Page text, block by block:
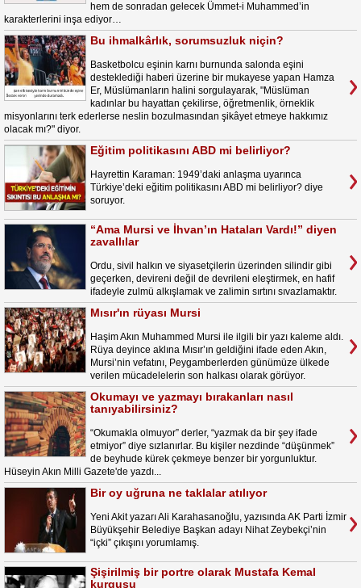
hem de sonradan gelecek Ümmet-i Muhammed’in
karakterlerini inşa ediyor…
Bu ihmalkârlık, sorumsuzluk niçin?
Basketbolcu eşinin karnı burnunda salonda eşini
desteklediği haberi üzerine bir mukayese yapan Hamza
Er, Müslümanların halini sorgulayarak, "Müslüman
kadınlar bu hayattan çekilirse, öğretmenlik, örneklik
misyonlarını terk ederlerse neslin bozulmasından şikâyet etmeye hakkımız
olacak mı?" diyor.
Eğitim politikasını ABD mi belirliyor?
Hayrettin Karaman: 1949’daki anlaşma uyarınca
Türkiye’deki eğitim politikasını ABD mi belirliyor? diye
soruyor.
“Ama Mursi ve İhvan’ın Hataları Vardı!” diyen
zavallılar
Ordu, sivil halkın ve siyasetçilerin üzerinden silindir gibi
geçerken, devireni değil de devrileni eleştirmek, en hafif
ifadeyle zulmü alkışlamak ve zalimin sırtını sıvazlamaktır.
Mısır'ın rüyası Mursi
Haşim Akın Muhammed Mursi ile ilgili bir yazı kaleme aldı.
Rüya deyince aklına Mısır’ın geldiğini ifade eden Akın,
Mursi’nin vefatını, Peygamberlerden günümüze ülkede
verilen mücadelelerin son halkası olarak görüyor.
Okumayı ve yazmayı bırakanları nasıl
tanıyabilirsiniz?
“Okumakla olmuyor” derler, “yazmak da bir şey ifade
etmiyor” diye sızlanırlar. Bu kişiler nezdinde “düşünmek”
de beyhude kürek çekmeye benzer bir yorgunluktur.
Hüseyin Akın Milli Gazete'de yazdı...
Bir oy uğruna ne taklalar atılıyor
Yeni Akit yazarı Ali Karahasanoğlu, yazısında AK Parti İzmir
Büyükşehir Belediye Başkan adayı Nihat Zeybekçi’nin
“içki” çıkışını yorumlamış.
Şişirilmiş bir portre olarak Mustafa Kemal
kurgusu